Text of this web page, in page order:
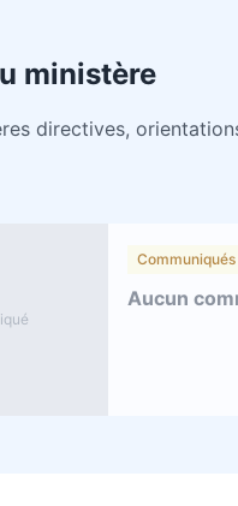
ministère
directives,
Communiqués
Aucun